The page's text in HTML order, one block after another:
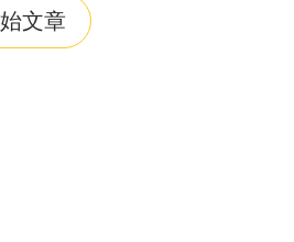
文章